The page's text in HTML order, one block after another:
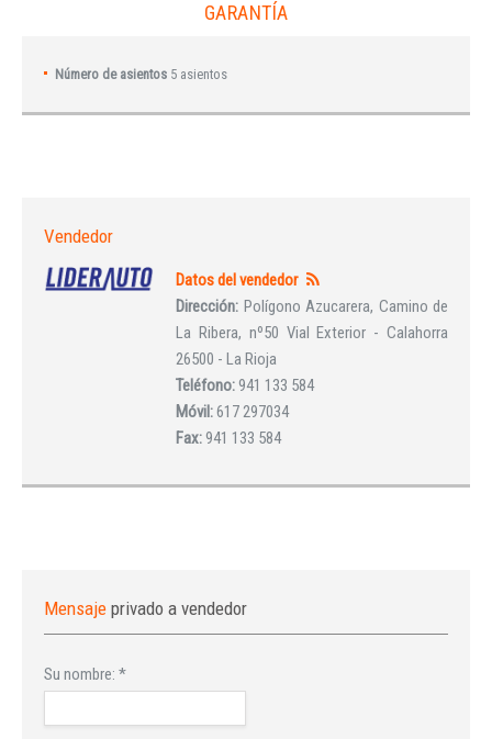
GARANTÍA
Número de asientos 5 asientos
Vendedor
Datos del vendedor
Dirección: Polígono Azucarera, Camino de
La Ribera, nº50 Vial Exterior - Calahorra
26500 - La Rioja
Teléfono:941 133 584
Móvil:617 297034
Fax:941 133 584
Mensaje privado a vendedor
Su nombre: *